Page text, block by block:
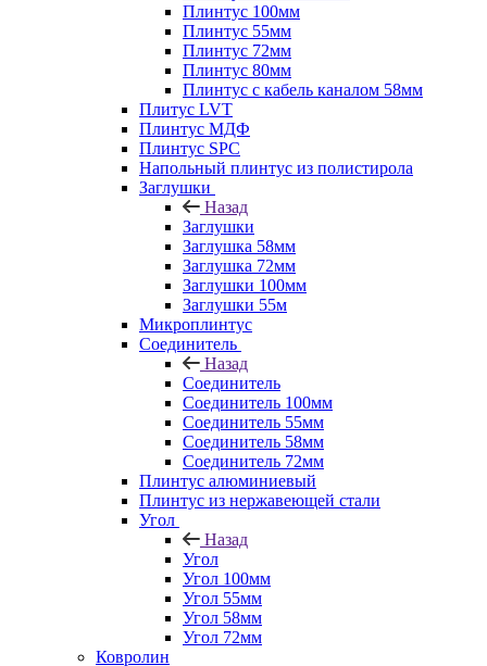
Плинтус 100мм
Плинтус 55мм
Плинтус 72мм
Плинтус 80мм
Плинтус с кабель каналом 58мм
Плитус LVT
Плинтус МДФ
Плинтус SPC
Напольный плинтус из полистирола
Заглушки
Назад
Заглушки
Заглушка 58мм
Заглушка 72мм
Заглушки 100мм
Заглушки 55м
Микроплинтус
Соединитель
Назад
Соединитель
Соединитель 100мм
Соединитель 55мм
Соединитель 58мм
Соединитель 72мм
Плинтус алюминиевый
Плинтус из нержавеющей стали
Угол
Назад
Угол
Угол 100мм
Угол 55мм
Угол 58мм
Угол 72мм
Ковролин